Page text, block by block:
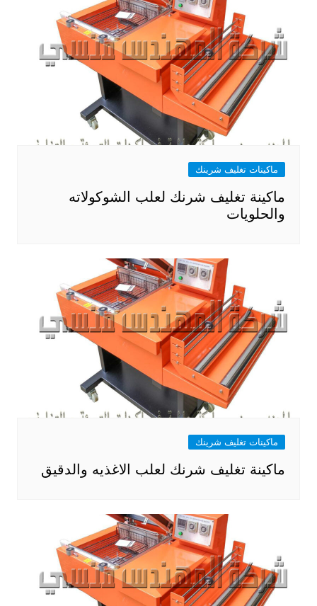
ماكينات تغليف شرينك
ماكينة تغليف شرنك لعلب الشوكولاته
والحلويات
ماكينات تغليف شرينك
ماكينة تغليف شرنك لعلب الاغذيه والدقيق